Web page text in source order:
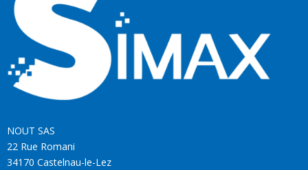
NOUT SAS
22 Rue Romani
34170 Castelnau-le-Lez